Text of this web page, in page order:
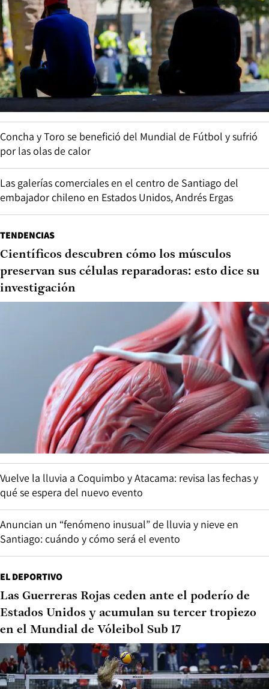
Concha y Toro se benefició del Mundial de Fútbol y sufrió
por las olas de calor
Las galerías comerciales en el centro de Santiago del
embajador chileno en Estados Unidos, Andrés Ergas
TENDENCIAS
Científicos descubren cómo los músculos
preservan sus células reparadoras: esto dice su
investigación
Vuelve la lluvia a Coquimbo y Atacama: revisa las fechas y
qué se espera del nuevo evento
Anuncian un “fenómeno inusual” de lluvia y nieve en
Santiago: cuándo y cómo será el evento
EL DEPORTIVO
Las Guerreras Rojas ceden ante el poderío de
Estados Unidos y acumulan su tercer tropiezo
en el Mundial de Vóleibol Sub 17